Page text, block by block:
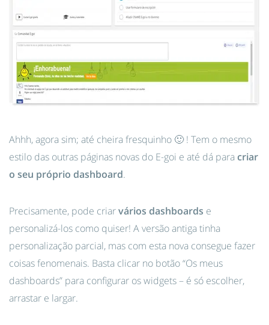
Ahhh, agora sim; até cheira fresquinho 🙂 ! Tem o mesmo
estilo das outras páginas novas do E-goi e até dá para criar
o seu próprio dashboard.
Precisamente, pode criarvários dashboards e
personalizá-los como quiser! A versão antiga tinha
personalização parcial, mas com esta nova consegue fazer
coisas fenomenais. Basta clicar no botão “Os meus
dashboards” para configurar os widgets – é só escolher,
arrastar e largar.